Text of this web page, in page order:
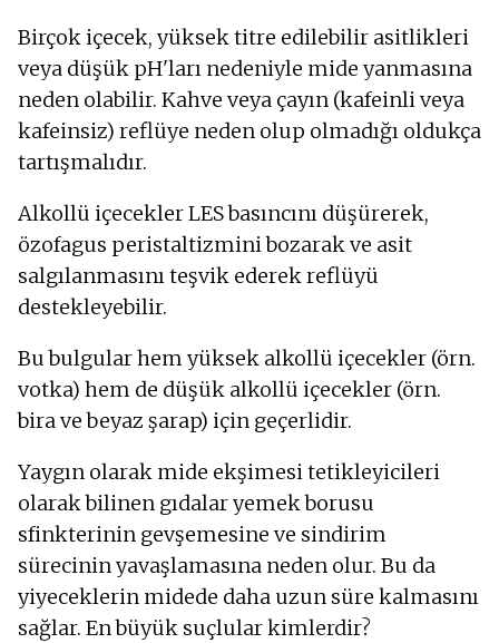
Birçok içecek, yüksek titre edilebilir asitlikleri
veya düşük pH'ları nedeniyle mide yanmasına
neden olabilir. Kahve veya çayın (kafeinli veya
kafeinsiz) reflüye neden olup olmadığı oldukça
tartışmalıdır.
Alkollü içecekler LES basıncını düşürerek,
özofagus peristaltizmini bozarak ve asit
salgılanmasını teşvik ederek reflüyü
destekleyebilir.
Bu bulgular hem yüksek alkollü içecekler (örn.
votka) hem de düşük alkollü içecekler (örn.
bira ve beyaz şarap) için geçerlidir.
Yaygın olarak mide ekşimesi tetikleyicileri
olarak bilinen gıdalar yemek borusu
sfinkterinin gevşemesine ve sindirim
sürecinin yavaşlamasına neden olur. Bu da
yiyeceklerin midede daha uzun süre kalmasını
sağlar. En büyük suçlular kimlerdir?